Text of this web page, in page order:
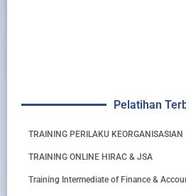
Pelatihan
TRAINING PERILAKU KEORGANISASIAN
TRAINING ONLINE HIRAC & JSA
Training Intermediate of Finance &